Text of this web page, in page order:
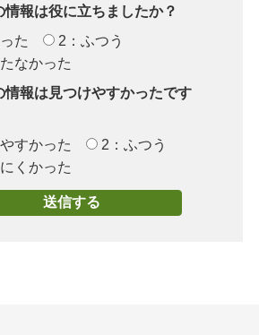
情報は役に立ちましたか？
た
2：ふつう
なかった
情報は見つけやすかったです
すかった
2：ふつう
くかった